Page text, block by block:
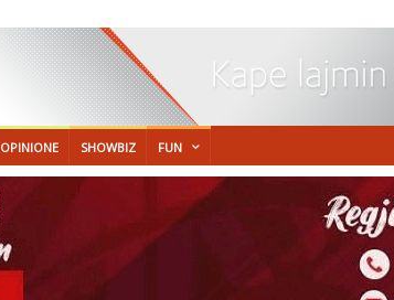
OPINIONE SHOWBIZ FUN